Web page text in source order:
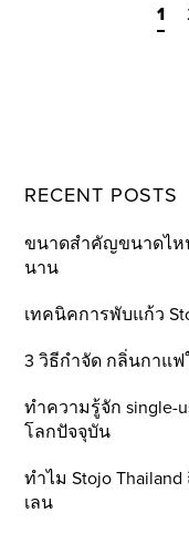
1
RECENT POSTS
ขนาดสำคัญขนาดไห
นาน
เทคนิคการพับแก้ว
3 วิธีกำจัด กลิ่นกาแ
ทำความรู้จัก single-
โลกปัจจุบัน
ทำไม Stojo
เลน